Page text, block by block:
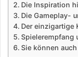
Die Inspiration
Die Gameplay-
Der einzigartige
Spielerempfang
Sie können